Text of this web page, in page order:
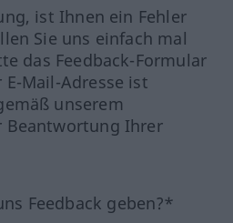
ist Ihnen ein Fehler
Sie uns einfach mal
das Feedback-Formular
E-Mail-Adresse ist
unserem
Beantwortung Ihrer
Feedback geben?*